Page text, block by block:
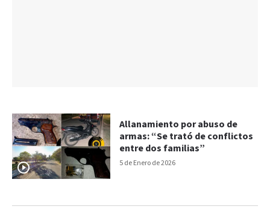
5 de Enero de 2026
Allanamiento por abuso de
armas: “Se trató de conflictos
entre dos familias”